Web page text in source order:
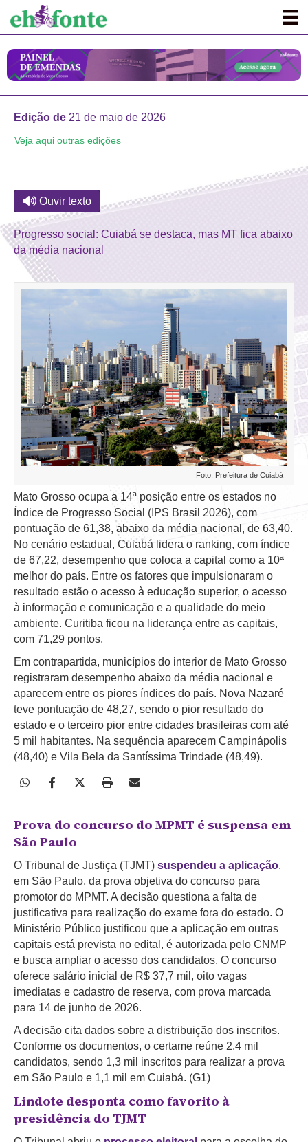
Edição de 21 de maio de 2026
Veja aqui outras edições
Ouvir texto
Progresso social: Cuiabá se destaca, mas MT fica abaixo
da média nacional
Foto: Prefeitura de Cuiabá
Mato Grosso ocupa a 14ª posição entre os estados no
Índice de Progresso Social (IPS Brasil 2026), com
pontuação de 61,38, abaixo da média nacional, de 63,40.
No cenário estadual, Cuiabá lidera o ranking, com índice
de 67,22, desempenho que coloca a capital como a 10ª
melhor do país. Entre os fatores que impulsionaram o
resultado estão o acesso à educação superior, o acesso
à informação e comunicação e a qualidade do meio
ambiente. Curitiba ficou na liderança entre as capitais,
com 71,29 pontos.
Em contrapartida, municípios do interior de Mato Grosso
registraram desempenho abaixo da média nacional e
aparecem entre os piores índices do país. Nova Nazaré
teve pontuação de 48,27, sendo o pior resultado do
estado e o terceiro pior entre cidades brasileiras com até
5 mil habitantes. Na sequência aparecem Campinápolis
(48,40) e Vila Bela da Santíssima Trindade (48,49).
Prova do concurso do MPMT é suspensa em
São Paulo
O Tribunal de Justiça (TJMT) suspendeu a aplicação,
em São Paulo, da prova objetiva do concurso para
promotor do MPMT. A decisão questiona a falta de
justificativa para realização do exame fora do estado. O
Ministério Público justificou que a aplicação em outras
capitais está prevista no edital, é autorizada pelo CNMP
e busca ampliar o acesso dos candidatos. O concurso
oferece salário inicial de R$ 37,7 mil, oito vagas
imediatas e cadastro de reserva, com prova marcada
para 14 de junho de 2026.
A decisão cita dados sobre a distribuição dos inscritos.
Conforme os documentos, o certame reúne 2,4 mil
candidatos, sendo 1,3 mil inscritos para realizar a prova
em São Paulo e 1,1 mil em Cuiabá. (G1)
Lindote desponta como favorito à
presidência do TJMT